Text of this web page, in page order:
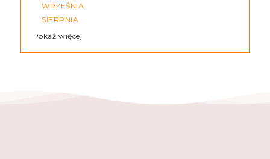
WRZEŚNIA
SIERPNIA
Pokaż więcej